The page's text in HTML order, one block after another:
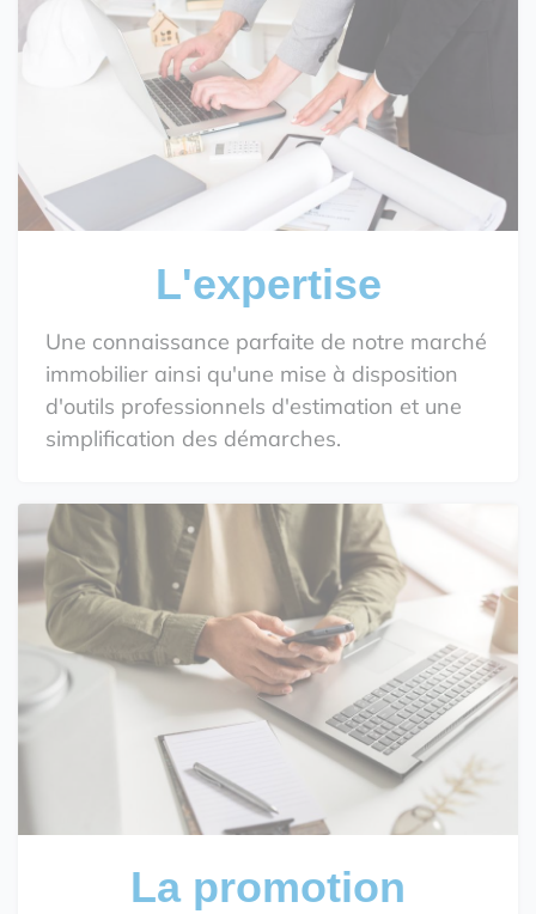
L'expertise
Une connaissance parfaite de notre marché
immobilier ainsi qu'une mise à disposition
d'outils professionnels d'estimation et une
simplification des démarches.
La promotion